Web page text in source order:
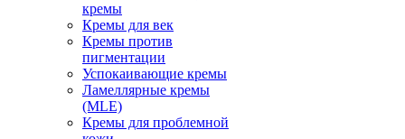
кремы
Кремы для век
Кремы против
пигментации
Успокаивающие кремы
Ламеллярные кремы
(MLE)
Кремы для проблемной